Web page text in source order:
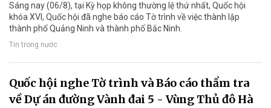
Sáng nay (06/8), tại Kỳ họp không thường lệ thứ nhất, Quốc hội
khóa XVI, Quốc hội đã nghe báo cáo Tờ trình về việc thành lập
thành phố Quảng Ninh và thành phố Bắc Ninh.
Tin trong nước
Quốc hội nghe Tờ trình và Báo cáo thẩm tra
về Dự án đường Vành đai 5 - Vùng Thủ đô Hà